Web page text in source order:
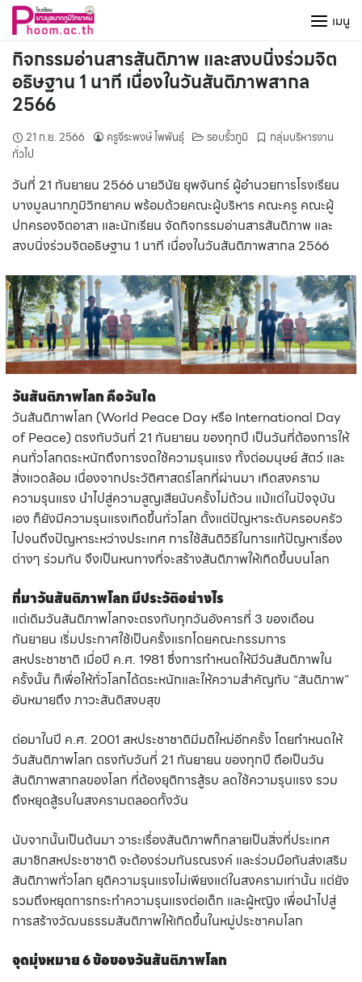
Skip
content
เมนู
กิจกรรมอ่านสารสันติภาพ และสงบนิ่งร่วมจิต
อธิษฐาน 1 นาที เนื่องในวันสันติภาพสากล
2566
21 ก.ย. 2566 ครูจีระพงษ์ โพพันธุ์ รอบรั้วภูมิ
กลุ่มบริหารงาน
ทั่วไป
วันที่ 21 กันยายน 2566 นายวินัย ยุพจันทร์ ผู้อำนวยการโรงเรียน
บางมูลนากภูมิวิทยาคม พร้อมด้วยคณะผู้บริหาร คณะครู คณะผู้
ปกครองจิตอาสา และนักเรียน จัดกิจกรรมอ่านสารสันติภาพ และ
สงบนิ่งร่วมจิตอธิษฐาน 1 นาที เนื่องในวันสันติภาพสากล 2566
วันสันติภาพโลก คือวันใด
วันสันติภาพโลก (World Peace Day หรือ International Day
of Peace) ตรงกับวันที่ 21 กันยายน ของทุกปี เป็นวันที่ต้องการให้
คนทั่วโลกตระหนักถึงการงดใช้ความรุนแรง ทั้งต่อมนุษย์ สัตว์ และ
สิ่งแวดล้อม เนื่องจากประวัติศาสตร์โลกที่ผ่านมา เกิดสงคราม
ความรุนแรง นำไปสู่ความสูญเสียนับครั้งไม่ถ้วน แม้แต่ในปัจจุบัน
เอง ก็ยังมีความรุนแรงเกิดขึ้นทั่วโลก ตั้งแต่ปัญหาระดับครอบครัว
ไปจนถึงปัญหาระหว่างประเทศ การใช้สันติวิธีในการแก้ปัญหาเรื่อง
ต่างๆ ร่วมกัน จึงเป็นหนทางที่จะสร้างสันติภาพให้เกิดขึ้นบนโลก
ที่มาวันสันติภาพโลก มีประวัติอย่างไร
แต่เดิมวันสันติภาพโลกจะตรงกับทุกวันอังคารที่ 3 ของเดือน
กันยายน เริ่มประกาศใช้เป็นครั้งแรกโดยคณะกรรมการ
สหประชาชาติ เมื่อปี ค.ศ. 1981 ซึ่งการกำหนดให้มีวันสันติภาพใน
ครั้งนั้น ก็เพื่อให้ทั่วโลกได้ตระหนักและให้ความสำคัญกับ “สันติภาพ”
อันหมายถึง ภาวะสันติสงบสุข
ต่อมาในปี ค.ศ. 2001 สหประชาชาติมีมติใหม่อีกครั้ง โดยกำหนดให้
วันสันติภาพโลก ตรงกับวันที่ 21 กันยายน ของทุกปี ถือเป็นวัน
สันติภาพสากลของโลก ที่ต้องยุติการสู้รบ ลดใช้ความรุนแรง รวม
ถึงหยุดสู้รบในสงครามตลอดทั้งวัน
นับจากนั้นเป็นต้นมา วาระเรื่องสันติภาพก็กลายเป็นสิ่งที่ประเทศ
สมาชิกสหประชาชาติ จะต้องร่วมกันรณรงค์ และร่วมมือกันส่งเสริม
สันติภาพทั่วโลก ยุติความรุนแรงไม่เพียงแต่ในสงครามเท่านั้น แต่ยัง
รวมถึงหยุดการกระทำความรุนแรงต่อเด็ก และผู้หญิง เพื่อนำไปสู่
การสร้างวัฒนธรรมสันติภาพให้เกิดขึ้นในหมู่ประชาคมโลก
จุดมุ่งหมาย 6 ข้อของวันสันติภาพโลก